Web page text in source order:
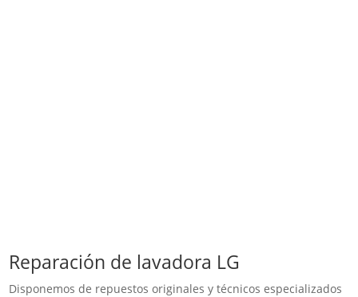
Reparación de lavadora LG
Disponemos de repuestos originales y técnicos especializados